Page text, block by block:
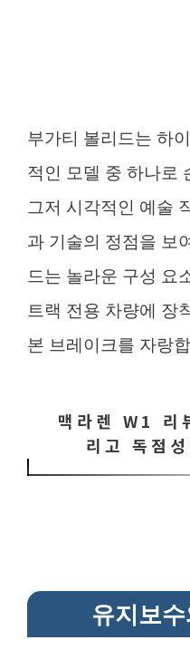
부가티 볼리드는 하
적인 모델 중 하나로
그저 시각적인 예술
과 기술의 정점을 보
드는 놀라운 구성 요
트랙 전용 차량에 장
본 브레이크를 자랑
맥라렌 W1
리고 독점
유지보